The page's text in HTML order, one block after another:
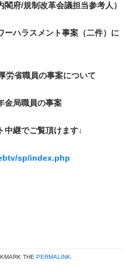
府/規制改革会議担当参考人）
ーハラスメント事案（二件）に
労省職員の事案について
金局職員の事案
中継でご覧頂けます↓
sp/index.php
THE PERMALINK.